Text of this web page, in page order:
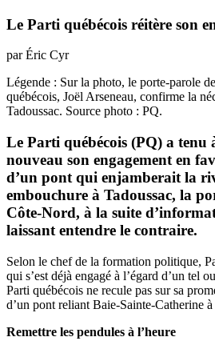
Le Parti québécois réitère son
par Éric Cyr
Légende : Sur la photo, le porte-parole
québécois, Joël Arseneau, confirme la
Tadoussac. Source photo : PQ.
Le Parti québécois (PQ) a tenu
nouveau son engagement en
d’un pont qui enjamberait la
embouchure à Tadoussac, la
Côte-Nord, à la suite
laissant entendre le contraire.
Selon le chef de la formation politique,
qui s’est déjà engagé à l’égard d’un tel
Parti québécois ne recule pas sur sa
d’un pont reliant Baie-Sainte-Catherine à
Remettre les pendules à l’heure